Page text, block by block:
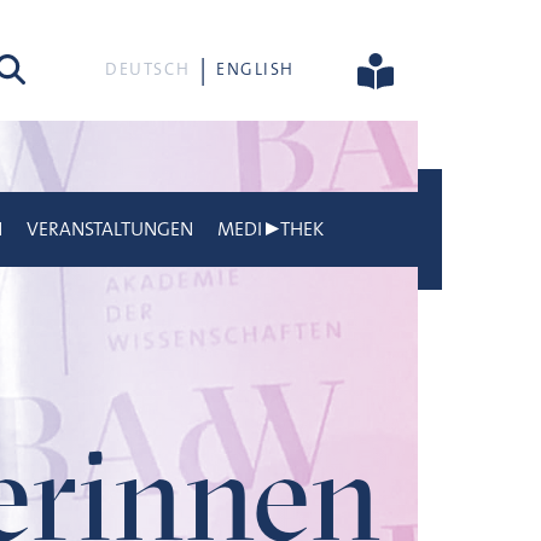
DEUTSCH ENGLISH
VERANSTALTUNGEN MEDI▶THEK